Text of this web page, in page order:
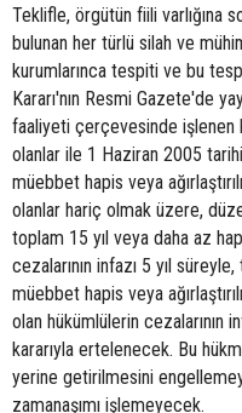
Teklifle, örgütün fiili varlığına
bulunan her türlü silah ve
kurumlarınca tespiti ve bu
Kararı'nın Resmi Gazete'de
faaliyeti çerçevesinde işlenen
olanlar ile 1 Haziran 2005
müebbet hapis veya
olanlar hariç olmak üzere,
toplam 15 yıl veya daha az
cezalarının infazı 5 yıl
müebbet hapis veya
olan hükümlülerin cezalarının
kararıyla ertelenecek. Bu
yerine getirilmesini
zamanaşımı işlemeyecek.